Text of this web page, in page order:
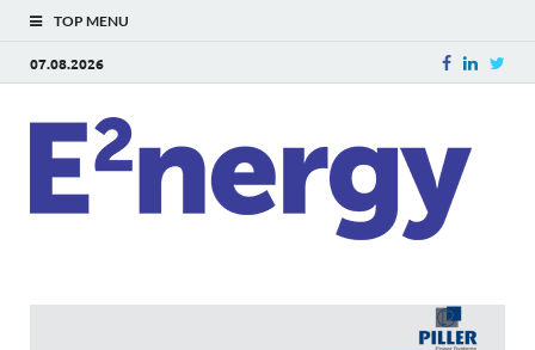
TOP MENU
07.08.2026